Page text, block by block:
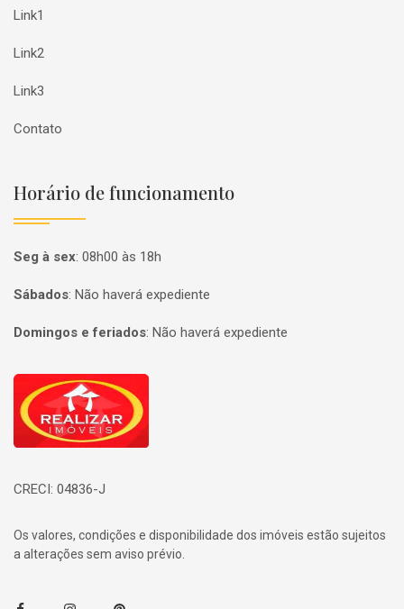
Link1
Link2
Link3
Contato
Horário de funcionamento
Seg à sex: 08h00 às 18h
Sábados: Não haverá expediente
Domingos e feriados: Não haverá expediente
Página inicial
CRECI: 04836-J
Os valores, condições e disponibilidade dos imóveis estão sujeitos
a alterações sem aviso prévio.